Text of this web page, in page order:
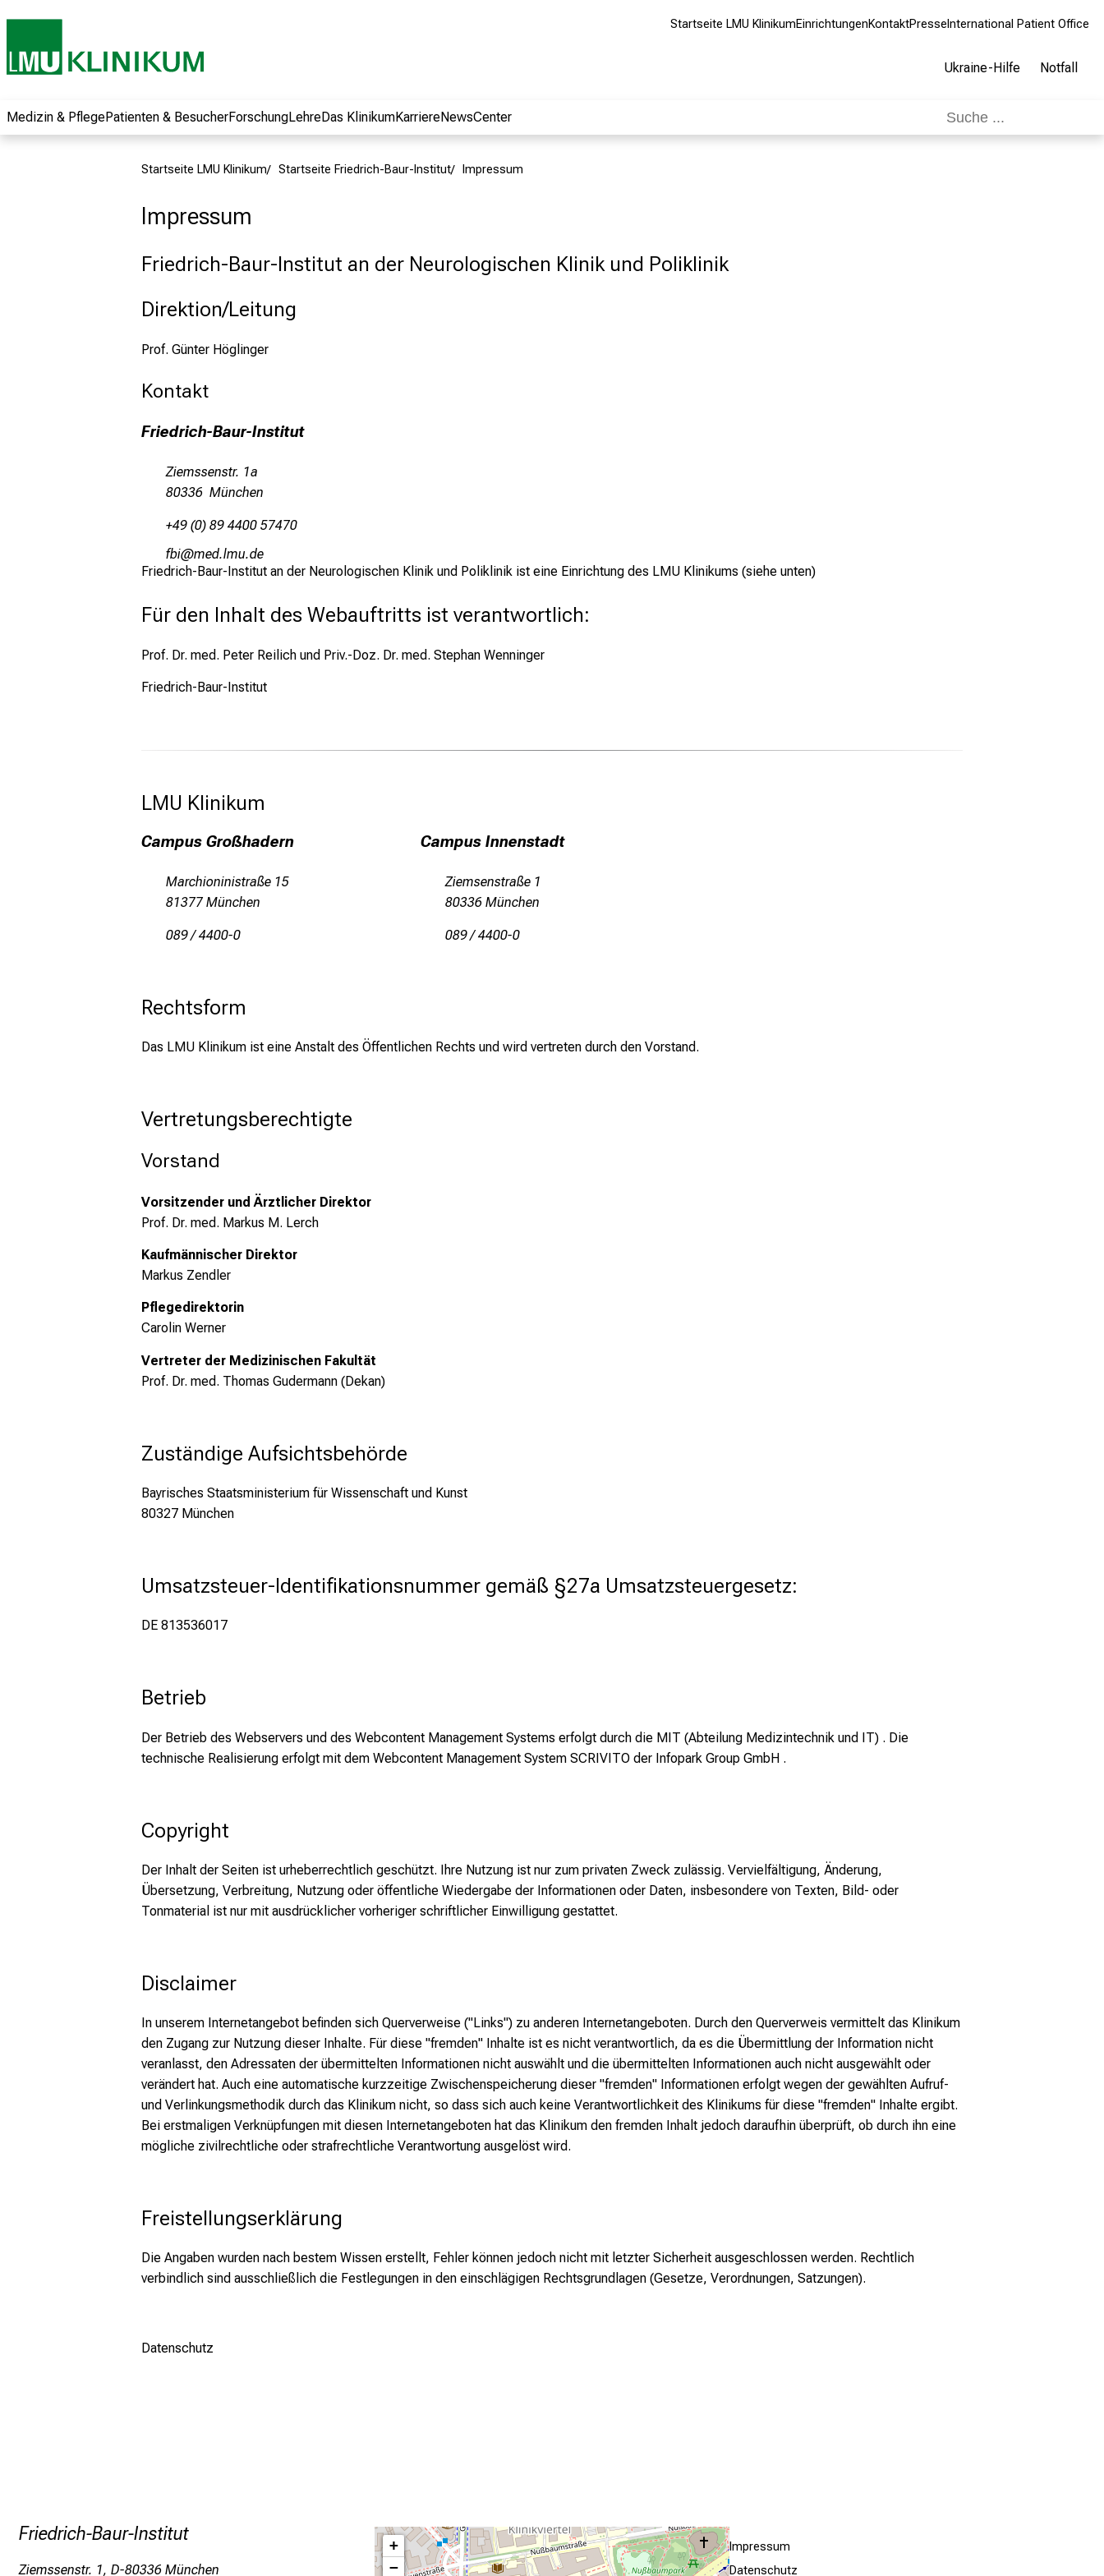
Startseite LMU KlinikumEinrichtungenKontaktPresse International Patient Office
Ukraine-Hilfe Notfall
Medizin & PflegePatienten & BesucherForschungLehreDas KlinikumKarriereNewsCenter
Startseite LMU Klinikum Startseite Friedrich-Baur-Institut Impressum
Impressum
Friedrich-Baur-Institut an der Neurologischen Klinik und Poliklinik
Direktion/Leitung
Prof. Günter Höglinger
Kontakt
Friedrich-Baur-Institut
Ziemssenstr. 1a
80336 München
+49 (0) 89 4400 57470
w,jl
vimsävfsm:i
Friedrich-Baur-Institut an der Neurologischen Klinik und Poliklinik ist eine Einrichtung des LMU Klinikums (siehe unten)
Für den Inhalt des Webauftritts ist verantwortlich:
Prof. Dr. med. Peter Reilich und Priv.-Doz. Dr. med. Stephan Wenninger
Friedrich-Baur-Institut
LMU Klinikum
Campus Großhadern
Marchioninistraße 15
81377 München
089 / 4400-0
Campus Innenstadt
Ziemsenstraße 1
80336 München
089 / 4400-0
Rechtsform
Das LMU Klinikum ist eine Anstalt des Öffentlichen Rechts und wird vertreten durch den Vorstand.
Vertretungsberechtigte
Vorstand
Vorsitzender und Ärztlicher Direktor
Prof. Dr. med. Markus M. Lerch
Kaufmännischer Direktor
Markus Zendler
Pflegedirektorin
Carolin Werner
Vertreter der Medizinischen Fakultät
Prof. Dr. med. Thomas Gudermann (Dekan)
Zuständige Aufsichtsbehörde
Bayrisches Staatsministerium für Wissenschaft und Kunst
80327 München
Umsatzsteuer-Identifikationsnummer gemäß §27a Umsatzsteuergesetz:
DE 813536017
Betrieb
Der Betrieb des Webservers und des Webcontent Management Systems erfolgt durch die MIT (Abteilung Medizintechnik und IT) . Die
technische Realisierung erfolgt mit dem Webcontent Management System SCRIVITO der Infopark Group GmbH .
Copyright
Der Inhalt der Seiten ist urheberrechtlich geschützt. Ihre Nutzung ist nur zum privaten Zweck zulässig. Vervielfältigung, Änderung,
Übersetzung, Verbreitung, Nutzung oder öffentliche Wiedergabe der Informationen oder Daten, insbesondere von Texten, Bild- oder
Tonmaterial ist nur mit ausdrücklicher vorheriger schriftlicher Einwilligung gestattet.
Disclaimer
In unserem Internetangebot befinden sich Querverweise ("Links") zu anderen Internetangeboten. Durch den Querverweis vermittelt das Klinikum
den Zugang zur Nutzung dieser Inhalte. Für diese "fremden" Inhalte ist es nicht verantwortlich, da es die Übermittlung der Information nicht
veranlasst, den Adressaten der übermittelten Informationen nicht auswählt und die übermittelten Informationen auch nicht ausgewählt oder
verändert hat. Auch eine automatische kurzzeitige Zwischenspeicherung dieser "fremden" Informationen erfolgt wegen der gewählten Aufruf-
und Verlinkungsmethodik durch das Klinikum nicht, so dass sich auch keine Verantwortlichkeit des Klinikums für diese "fremden" Inhalte ergibt.
Bei erstmaligen Verknüpfungen mit diesen Internetangeboten hat das Klinikum den fremden Inhalt jedoch daraufhin überprüft, ob durch ihn eine
mögliche zivilrechtliche oder strafrechtliche Verantwortung ausgelöst wird.
Freistellungserklärung
Die Angaben wurden nach bestem Wissen erstellt, Fehler können jedoch nicht mit letzter Sicherheit ausgeschlossen werden. Rechtlich
verbindlich sind ausschließlich die Festlegungen in den einschlägigen Rechtsgrundlagen (Gesetze, Verordnungen, Satzungen).
Datenschutz
Informationen zu
Jobs, Ausbildungen
Weiterbildungen.
Kommen Sie
lassen Sie sich von
Pflegewissenschaft
unverbindlich und
ohne Anmeldung.
Friedrich-Baur-Institut
Ziemssenstr. 1, D-80336 München
+
−
Impressum
Datenschutz